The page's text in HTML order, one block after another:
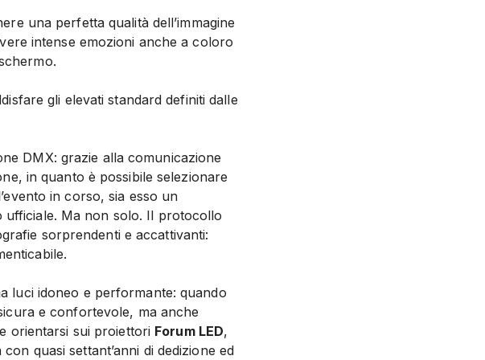
una perfetta qualità dell’immagine
intense emozioni anche a coloro
gli elevati standard definiti dalle
DMX: grazie alla comunicazione
in quanto è possibile selezionare
in corso, sia esso un
Ma non solo. Il protocollo
sorprendenti e accattivanti:
luci idoneo e performante: quando
e confortevole, ma anche
orientarsi sui proiettori Forum LED,
quasi settant’anni di dedizione ed